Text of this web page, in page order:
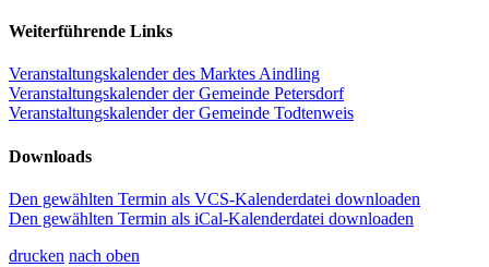
Weiterführende Links
Veranstaltungskalender des Marktes Aindling
Veranstaltungskalender der Gemeinde Petersdorf
Veranstaltungskalender der Gemeinde Todtenweis
Downloads
Den gewählten Termin als VCS-Kalenderdatei downloaden
Den gewählten Termin als iCal-Kalenderdatei downloaden
drucken nach oben